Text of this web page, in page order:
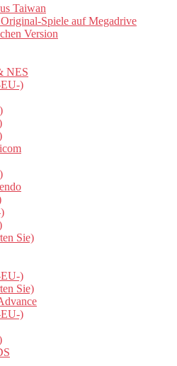
Taiwan
Spiele auf Megadrive
Version
NES
)
Sie)
)
Sie)
)